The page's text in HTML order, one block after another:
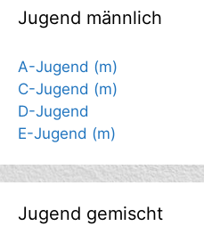
Jugend männlich
A-Jugend (m)
C-Jugend (m)
D-Jugend
E-Jugend (m)
Jugend gemischt